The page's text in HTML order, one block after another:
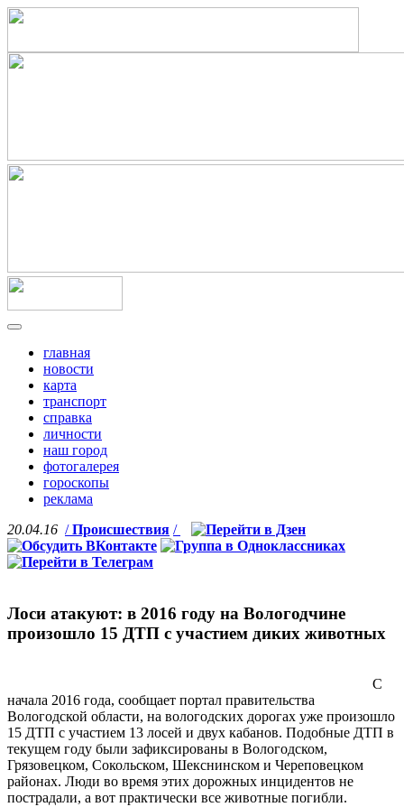
главная
новости
карта
транспорт
справка
личности
наш город
фотогалерея
гороскопы
реклама
20.04.16 /Происшествия /
Лоси атакуют: в 2016 году на Вологодчине
произошло 15 ДТП с участием диких животных
С
начала 2016 года, сообщает портал правительства
Вологодской области, на вологодских дорогах уже произошло
15 ДТП с участием 13 лосей и двух кабанов. Подобные ДТП в
текущем году были зафиксированы в Вологодском,
Грязовецком, Сокольском, Шекснинском и Череповецком
районах. Люди во время этих дорожных инцидентов не
пострадали, а вот практически все животные погибли.